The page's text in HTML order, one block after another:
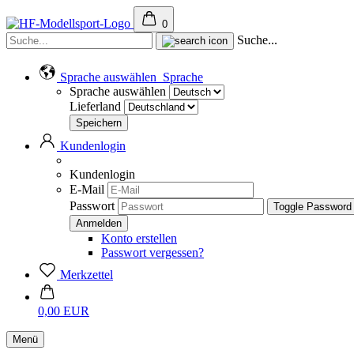
0
Suche...
Sprache auswählen Sprache
Sprache auswählen
Lieferland
Kundenlogin
Kundenlogin
E-Mail
Passwort
Toggle
Konto erstellen
Passwort vergessen?
Merkzettel
0,00 EUR
Menü